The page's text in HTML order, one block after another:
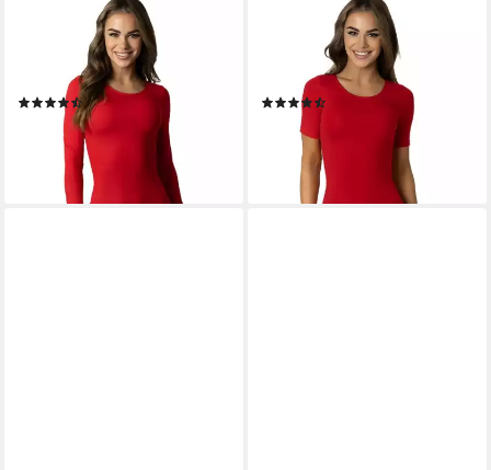
Langarmbody Bodysuit
Damenbody mit
Rundhalsausschnitt
(23)
18,99 €
lieferbar - in 2-3 Werktagen bei dir
Kurzarmbody Kurzarm
Bodysuit mit
Rundhalsausschnitt
17,99 €
lieferbar - in 2-3 Werktagen bei dir
+8